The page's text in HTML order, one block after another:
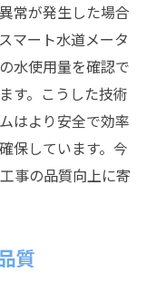
常が発生した場合
マート水道メータ
水使用量を確認で
す。こうした技術
はより安全で効率
保しています。今
事の品質向上に寄
質